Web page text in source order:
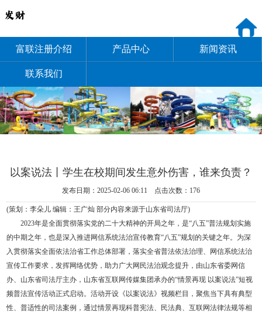
富联注册介绍 产品中心 新闻资讯
联系我们
以案说法丨学生在校期间发生意外伤害，谁来负责？
发布日期：2025-02-06 06:11 点击次数：176
(策划：李朵儿 编辑：王广灿 部分内容来源于山东省司法厅)
2023年是全面贯彻落实党的二十大精神的开局之年，是“八五”普法规划实施
的中期之年，也是深入推进网信系统法治宣传教育“八五”规划的关键之年。为深
入贯彻落实全面依法治省工作总体部署，落实全省普法依法治理、网信系统法治
宣传工作要求，发挥网络优势，助力广大网民法治观念提升，由山东省委网信
办、山东省司法厅主办，山东省互联网传媒集团承办的“情景再现 以案说法”短视
频普法宣传活动正式启动。活动开设《以案说法》视频栏目，聚焦当下具有典型
性、普适性的司法案例，通过情景再现科普宪法、民法典、互联网法律法规等相